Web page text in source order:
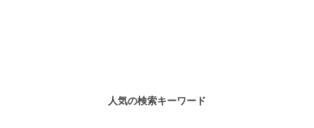
人気の検索キーワード